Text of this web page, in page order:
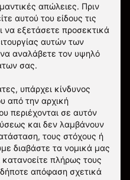
απώλειες. Πριν
αυτού του είδους τις
να εξετάσετε προσεκτικά
αυτών των
αναλάβετε τον υψηλό
σας.
υπάρχει κίνδυνος
από την αρχική
περιέχονται σε αυτόν
και δεν λαμβάνουν
τους στόχους ή
διαβάστε τα νομικά μας
κατανοείτε πλήρως τους
απόφαση σχετικά